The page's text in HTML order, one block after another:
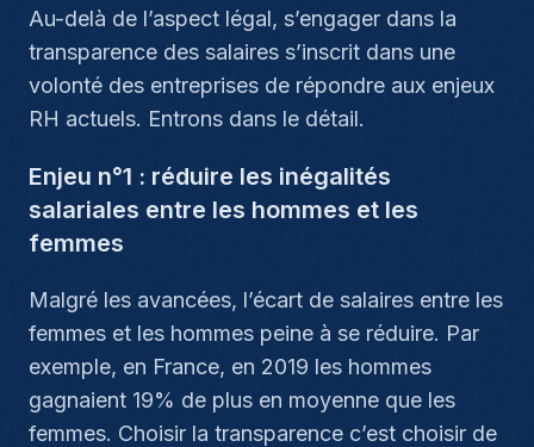
Au-delà de l’aspect légal, s’engager dans la
transparence des salaires s’inscrit dans une
volonté des entreprises de répondre aux enjeux
RH actuels. Entrons dans le détail.
Enjeu n°1 : réduire les inégalités
salariales entre les hommes et les
femmes
Malgré les avancées, l’écart de salaires entre les
femmes et les hommes peine à se réduire. Par
exemple, en France, en 2019 les hommes
gagnaient 19% de plus en moyenne que les
femmes. Choisir la transparence c’est choisir de